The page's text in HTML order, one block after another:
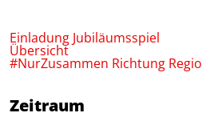
Zeitraum
Einladung Jubiläumsspiel
Übersicht
#NurZusammen Richtung